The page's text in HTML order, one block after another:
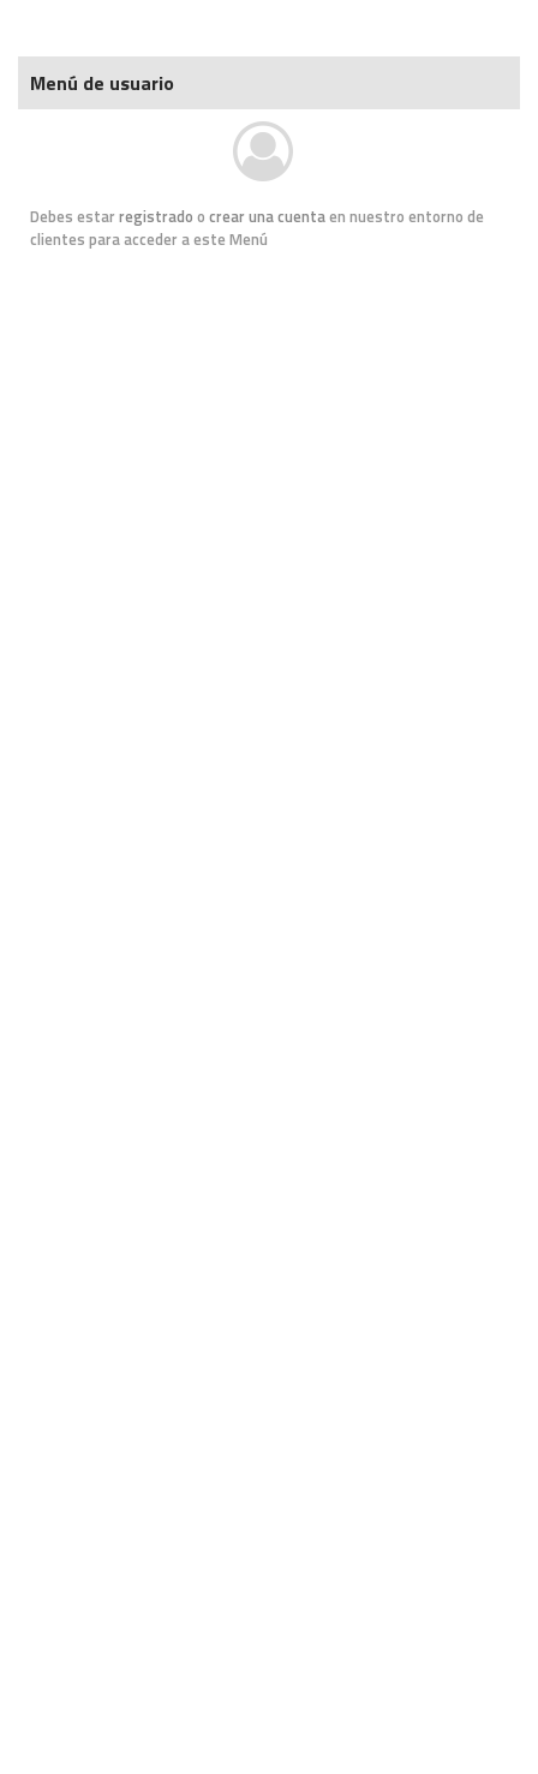
Menú de usuario
Debes estar registrado o crear una cuentaen nuestro entorno de
clientes para acceder a este Menú